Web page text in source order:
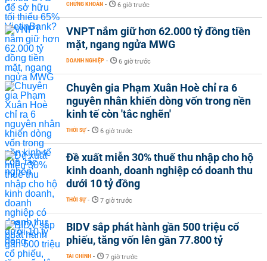
CHỨNG KHOÁN - 6 giờ trước
VNPT nắm giữ hơn 62.000 tỷ đồng tiền
mặt, ngang ngửa MWG
DOANH NGHIỆP - 6 giờ trước
Chuyên gia Phạm Xuân Hoè chỉ ra 6
nguyên nhân khiến dòng vốn trong nền
kinh tế còn 'tắc nghẽn'
THỜI SỰ - 6 giờ trước
Đề xuất miễn 30% thuế thu nhập cho hộ
kinh doanh, doanh nghiệp có doanh thu
dưới 10 tỷ đồng
THỜI SỰ - 7 giờ trước
BIDV sắp phát hành gần 500 triệu cổ
phiếu, tăng vốn lên gần 77.800 tỷ
TÀI CHÍNH - 7 giờ trước